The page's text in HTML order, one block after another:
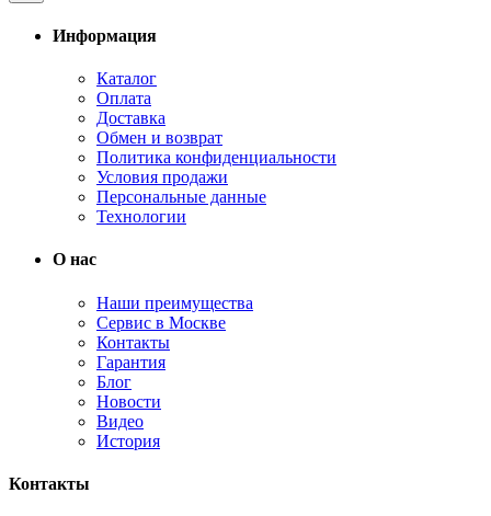
Информация
Каталог
Оплата
Доставка
Обмен и возврат
Политика конфиденциальности
Условия продажи
Персональные данные
Технологии
О нас
Наши преимущества
Сервис в Москве
Контакты
Гарантия
Блог
Новости
Видео
История
Контакты